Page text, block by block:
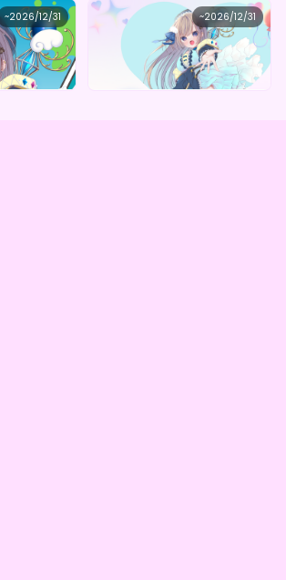
~2026/12/31
candle
しろの わんわんデジタルBOX（全5種）
購入はこちら
~2026/12/31
Satisfied hypnotizing candle
しろの オリジナルデジタルグッズBOX（全５種）
最低価格
1,000 購入はこちら